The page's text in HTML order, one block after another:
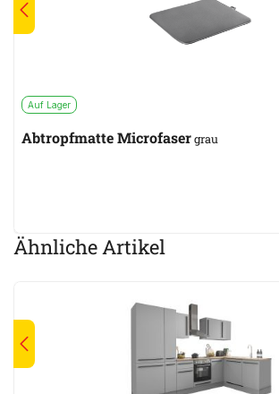
Auf Lager
Abtropfmatte Microfasergrau
Ähnliche Artikel